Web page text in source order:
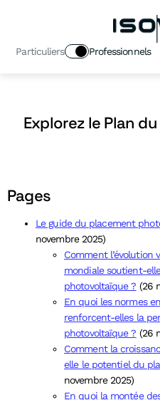
Particuliers Professionnels
Explorez le Plan
Pages
Le guide du placement
novembre 2025)
Comment l’évolution
mondiale soutient-
photovoltaïque ? (26
En quoi les normes
renforcent-elles la
photovoltaïque ? (26
Comment la
elle le potentiel du
novembre 2025)
En quoi la montée